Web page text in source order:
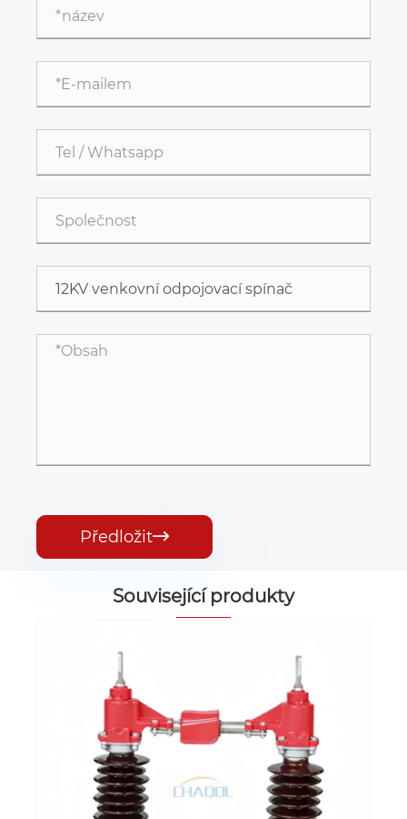
Předložit
Související produkty